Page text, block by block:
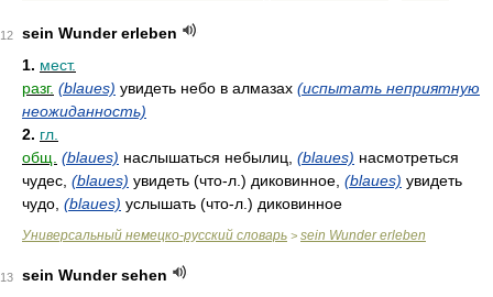
12
sein Wunder erleben
1. мест.
разг. (blaues) увидеть небо в алмазах (испытать неприятную
неожиданность)
2. гл.
общ. (blaues) наслышаться небылиц, (blaues) насмотреться
чудес, (blaues) увидеть (что-л.) диковинное, (blaues) увидеть
чудо, (blaues) услышать (что-л.) диковинное
Универсальный немецко-русский словарь > sein Wunder erleben
13
sein Wunder sehen